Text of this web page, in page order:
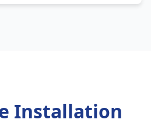
Installation